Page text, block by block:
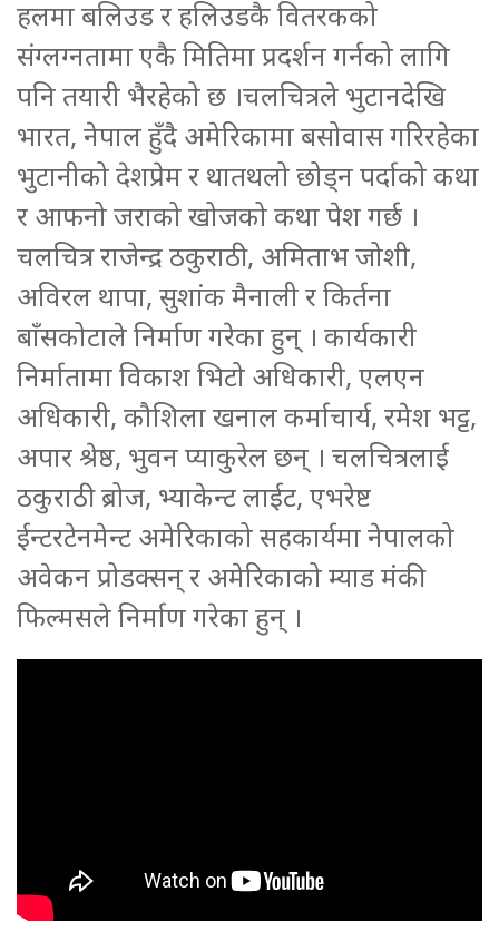
हलमा बलिउड र हलिउडकै वितरकको
संग्लग्नतामा एकै मितिमा प्रदर्शन गर्नको लागि
पनि तयारी भैरहेको छ ।चलचित्रले भुटानदेखि
भारत, नेपाल हुँदै अमेरिकामा बसोवास गरिरहेका
भुटानीको देशप्रेम र थातथलो छोड्न पर्दाको कथा
र आफनो जराको खोजको कथा पेश गर्छ ।
चलचित्र राजेन्द्र ठकुराठी, अमिताभ जोशी,
अविरल थापा, सुशांक मैनाली र किर्तना
बाँसकोटाले निर्माण गरेका हुन् । कार्यकारी
निर्मातामा विकाश भिटो अधिकारी, एलएन
अधिकारी, कौशिला खनाल कर्माचार्य, रमेश भट्ट,
अपार श्रेष्ठ, भुवन प्याकुरेल छन् । चलचित्रलाई
ठकुराठी ब्रोज, भ्याकेन्ट लाईट, एभरेष्ट
ईन्टरटेनमेन्ट अमेरिकाको सहकार्यमा नेपालको
अवेकन प्रोडक्सन् र अमेरिकाको म्याड मंकी
फिल्मसले निर्माण गरेका हुन् ।